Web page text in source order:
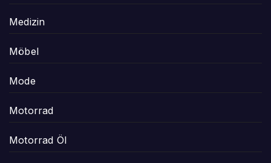
Medizin
Möbel
Mode
Motorrad
Motorrad Öl